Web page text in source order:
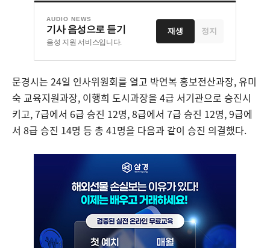
AUDIO NEWS
기사 음성으로 듣기
음성 지원 서비스입니다.
재생 정지
문경시는 24일 인사위원회를 열고 박연복 홍보전산과장,유미
숙 교육지원과장, 이행희 도시과장을 4급 서기관으로 승진시
키고, 7급에서 6급 승진 12명, 8급에서 7급 승진 12명, 9급에
서 8급 승진 14명 등 총 41명을 다음과 같이 승진 의결했다.